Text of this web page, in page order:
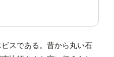
スである。昔から丸い石